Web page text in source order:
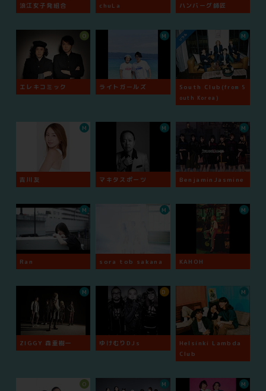
浪江女子発組合 chuLa ハンバーグ師匠
エレキコミック
O
ライトガールズ
M
South Club (from S
outh Korea)
M
吉川友
M
マキタスポーツ
M
BenjaminJasmine
M
Ran
M
sora tob sakana
M
KAHOH
M
ZIGGY 森重樹一
M
ゆけむりDJs
D
Helsinki Lambda
Club
M
O M M